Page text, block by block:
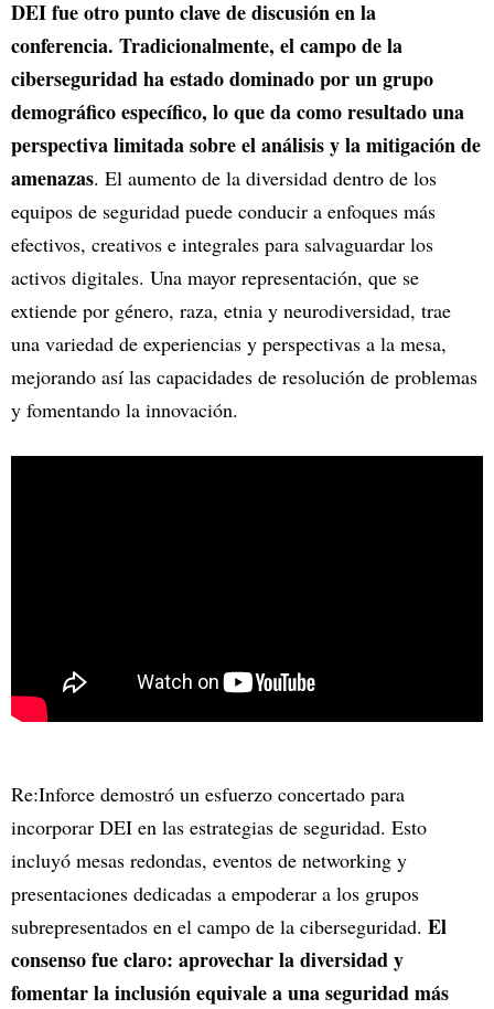
DEI fue otro punto clave de discusión en la
conferencia. Tradicionalmente, el campo de la
ciberseguridad ha estado dominado por un grupo
demográfico específico, lo que da como resultado una
perspectiva limitada sobre el análisis y la mitigación de
amenazas. El aumento de la diversidad dentro de los
equipos de seguridad puede conducir a enfoques más
efectivos, creativos e integrales para salvaguardar los
activos digitales. Una mayor representación, que se
extiende por género, raza, etnia y neurodiversidad, trae
una variedad de experiencias y perspectivas a la mesa,
mejorando así las capacidades de resolución de problemas
y fomentando la innovación.
Re:Inforce demostró un esfuerzo concertado para
incorporar DEI en las estrategias de seguridad. Esto
incluyó mesas redondas, eventos de networking y
presentaciones dedicadas a empoderar a los grupos
subrepresentados en el campo de la ciberseguridad. El
consenso fue claro: aprovechar la diversidad y
fomentar la inclusión equivale a una seguridad más